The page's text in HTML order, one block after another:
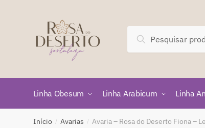
por:
Pesquisar
Linha Obesum Linha Arabicum Linha
Início / Avarias / Avaria – Rosa do Deserto Fiona –